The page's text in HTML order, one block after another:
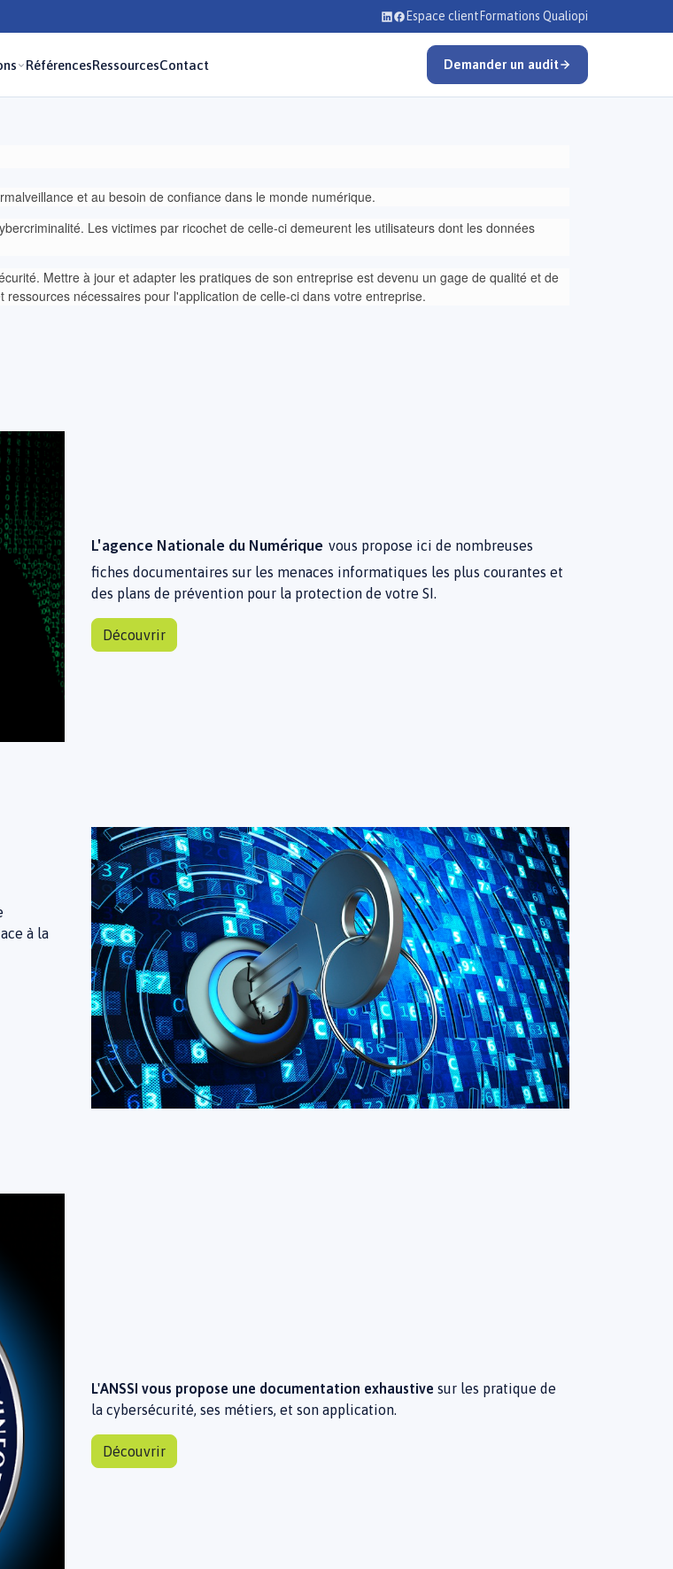
Espace client Formations Qualiopi
RéférencesRessourcesContact Demander un audit
et au besoin de confiance dans le monde numérique.
Les victimes par ricochet de celle-ci demeurent les utilisateurs dont les données
Mettre à jour et adapter les pratiques de son entreprise est devenu un gage de qualité et de
nécessaires pour l'application de celle-ci dans votre entreprise.
L'agence Nationale du Numérique vous propose ici de nombreuses
fiches documentaires sur les menaces informatiques les plus courantes et
des plans de prévention pour la protection de votre SI.
Découvrir
à la
L'ANSSI vous propose une documentation exhaustive sur les pratique de
la cybersécurité, ses métiers, et son application.
Découvrir